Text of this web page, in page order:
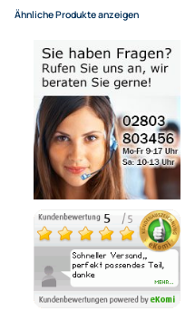
Bezahlmöglichkeiten
Noch 1 direkt ab Lager lieferbar
Lieferzeit 1 - 3 Tage
Ähnliche Produkte anzeigen